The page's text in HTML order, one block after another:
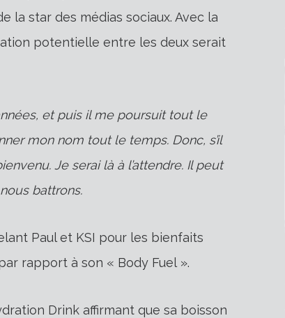
la star des médias sociaux. Avec la
potentielle entre les deux serait
et puis il me poursuit tout le
mon nom tout le temps. Donc, s’il
Je serai là à l’attendre. Il peut
battrons.
Paul et KSI pour les bienfaits
rapport à son « Body Fuel ».
Drink affirmant que sa boisson